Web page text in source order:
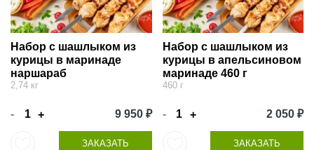
Набор с шашлыком из
курицы в маринаде
наршараб
2,74 кг
- + 9 950 ₽
ЗАКАЗАТЬ
Набор с шашлыком из
курицы в апельсиновом
маринаде 460 г
460 г
- + 2 050 ₽
ЗАКАЗАТЬ